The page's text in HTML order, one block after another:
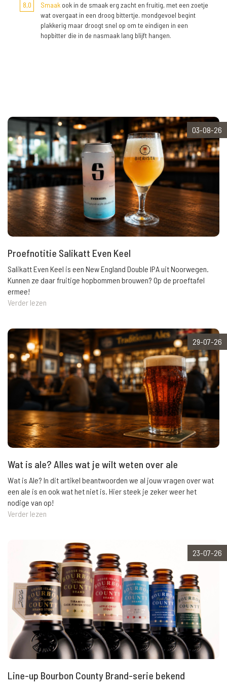
8,0 Smaak ook in de smaak erg zacht en fruitig, met een zoetje
wat overgaat in een droog bittertje. mondgevoel begint
plakkerig maar droogt snel op om te eindigen in een
hopbitter die in de nasmaak lang blijft hangen.
03-08-26
Proefnotitie Salikatt Even Keel
Salikatt Even Keel is een New England Double IPA uit Noorwegen.
Kunnen ze daar fruitige hopbommen brouwen? Op de proeftafel
ermee!
Verder lezen
29-07-26
Wat is ale? Alles wat je wilt weten over ale
Wat is Ale? In dit artikel beantwoorden we al jouw vragen over wat
een ale is en ook wat het niet is. Hier steek je zeker weer het
nodige van op!
Verder lezen
23-07-26
Line-up Bourbon County Brand-serie bekend